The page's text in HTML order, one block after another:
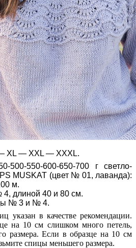
XL — XXL — XXXL.
500-550-600-650-700 г светло-
MUSKAT (цвет № 01, лаванда):
м.
длиной 40 и 80 см.
№ 3 и № 4.
указан в качестве рекомендации.
на 10 см слишком много петель,
размера. Если в образце на 10 см
спицы меньшего размера.